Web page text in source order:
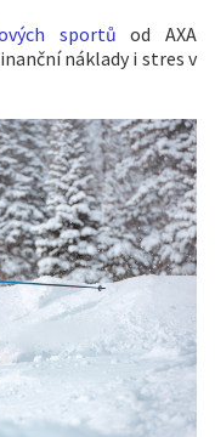
sportů od AXA
náklady i stres v